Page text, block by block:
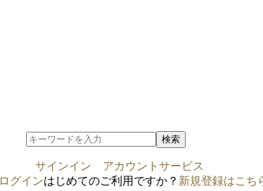
検索
サインイン
アカウントサービス
ログインはじめてのご利用ですか？ 新規登録はこち